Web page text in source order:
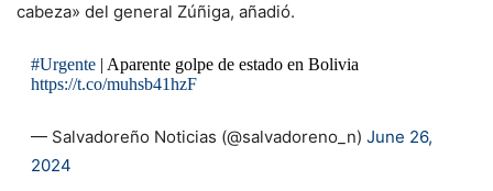
cabeza» del general Zúñiga, añadió.
#Urgente| Aparente golpe de estado en Bolivia
https://t.co/muhsb41hzF
— Salvadoreño Noticias (@salvadoreno_n) June 26,
2024